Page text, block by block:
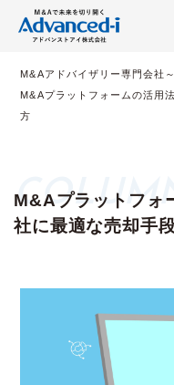
M&Aアドバイザリー専門会社
M&Aプラットフォームの活用
方
M&Aプラットフォ
社に最適な売却手